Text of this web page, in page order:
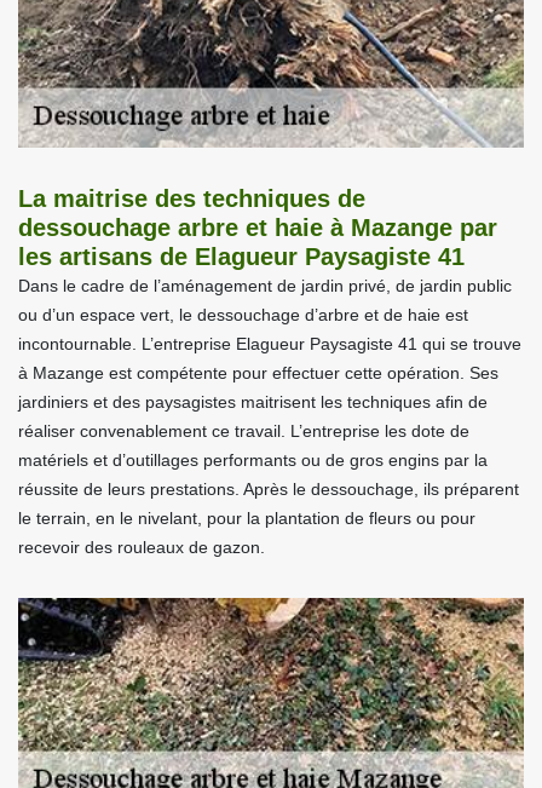
La maitrise des techniques de
dessouchage arbre et haie à Mazange par
les artisans de Elagueur Paysagiste 41
Dans le cadre de l’aménagement de jardin privé, de jardin public
ou d’un espace vert, le dessouchage d’arbre et de haie est
incontournable. L’entreprise Elagueur Paysagiste 41 qui se trouve
à Mazange est compétente pour effectuer cette opération. Ses
jardiniers et des paysagistes maitrisent les techniques afin de
réaliser convenablement ce travail. L’entreprise les dote de
matériels et d’outillages performants ou de gros engins par la
réussite de leurs prestations. Après le dessouchage, ils préparent
le terrain, en le nivelant, pour la plantation de fleurs ou pour
recevoir des rouleaux de gazon.